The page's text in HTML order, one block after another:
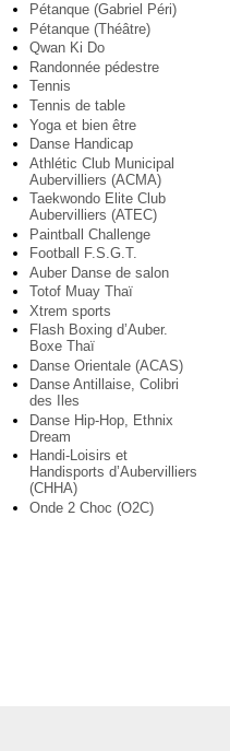
Pétanque (Gabriel Péri)
Pétanque (Théâtre)
Qwan Ki Do
Randonnée pédestre
Tennis
Tennis de table
Yoga et bien être
Danse Handicap
Athlétic Club Municipal
Aubervilliers (ACMA)
Taekwondo Elite Club
Aubervilliers (ATEC)
Paintball Challenge
Football F.S.G.T.
Auber Danse de salon
Totof Muay Thaï
Xtrem sports
Flash Boxing d’Auber.
Boxe Thaï
Danse Orientale (ACAS)
Danse Antillaise, Colibri
des Iles
Danse Hip-Hop, Ethnix
Dream
Handi-Loisirs et
Handisports d’Aubervilliers
(CHHA)
Onde 2 Choc (O2C)